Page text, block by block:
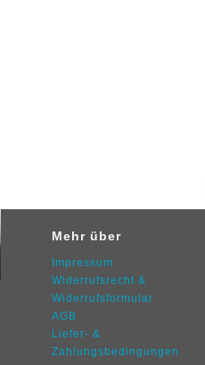
Mehr über
Impressum
Widerrufsrecht &
Widerrufsformular
AGB
Liefer- &
Zahlungsbedingungen